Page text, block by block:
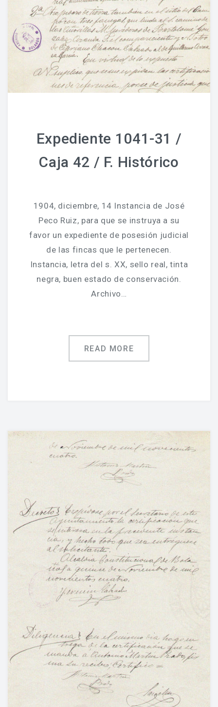
Expediente 1041-31 /
Caja 42 / F. Histórico
1904, diciembre, 14 Instancia de José
Peco Ruiz, para que se instruya a su
favor un expediente de posesión judicial
de las fincas que le pertenecen.
Instancia, letra del s. XX, sello real, tinta
negra, buen estado de conservación.
Archivo…
READ MORE